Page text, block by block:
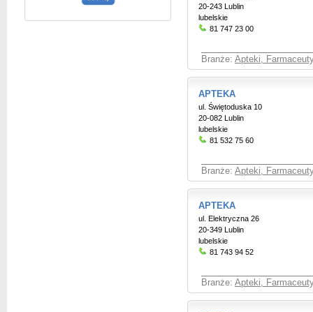
20-243 Lublin
lubelskie
81 747 23 00
Branże: Apteki,
APTEKA
ul. Świętoduska 10
20-082 Lublin
lubelskie
81 532 75 60
Branże: Apteki,
APTEKA
ul. Elektryczna 26
20-349 Lublin
lubelskie
81 743 94 52
Branże: Apteki,